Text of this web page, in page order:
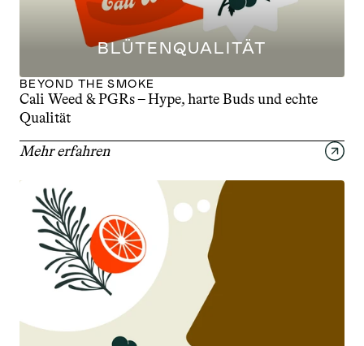
BLÜTENQUALITÄT
BEYOND THE SMOKE
Cali Weed & PGRs – Hype, harte Buds und echte
Qualität
Mehr erfahren